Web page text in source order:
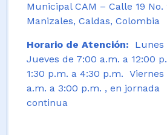
Municipal CAM – Calle 19 No.
Manizales, Caldas, Colombia
Horario de Atención: Lunes
Jueves de 7:00 a.m. a 12:00
1:30 p.m. a 4:30 p.m. Viernes
a.m. a 3:00 p.m. , en jornada
continua